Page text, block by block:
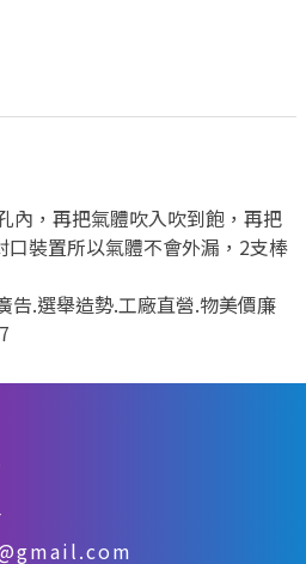
內，再把氣體吹入吹到飽，再把
口裝置所以氣體不會外漏，2支棒
告.選舉造勢.工廠直營.物美價廉